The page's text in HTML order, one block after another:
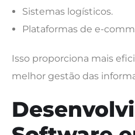
Sistemas logísticos.
Plataformas de e-
Isso proporciona mais
melhor gestão das